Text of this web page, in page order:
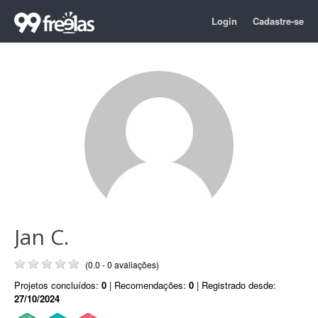
Login Cadastre-se
Jan C.
(0.0 - 0 avaliações)
Projetos concluídos: 0 | Recomendações: 0 | Registrado desde:
27/10/2024